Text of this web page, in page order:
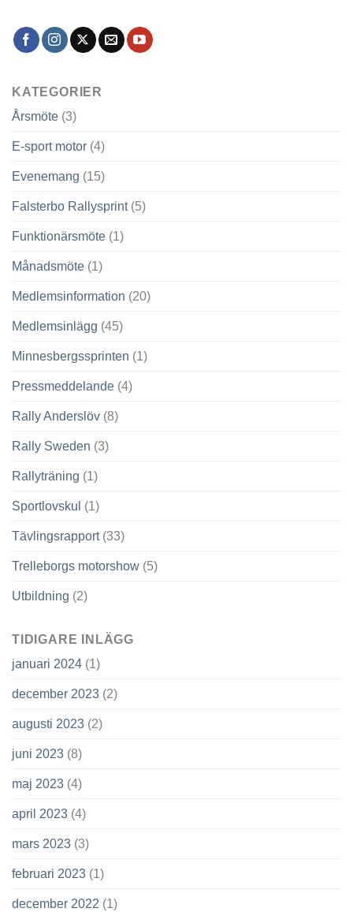
KATEGORIER
Årsmöte (3)
E-sport motor (4)
Evenemang (15)
Falsterbo Rallysprint(5)
Funktionärsmöte (1)
Månadsmöte (1)
Medlemsinformation (20)
Medlemsinlägg (45)
Minnesbergssprinten (1)
Pressmeddelande (4)
Rally Anderslöv (8)
Rally Sweden (3)
Rallyträning (1)
Sportlovskul (1)
Tävlingsrapport(33)
Trelleborgs motorshow (5)
Utbildning (2)
TIDIGARE INLÄGG
januari 2024 (1)
december 2023 (2)
augusti 2023 (2)
juni 2023 (8)
maj 2023 (4)
april 2023 (4)
mars 2023 (3)
februari 2023 (1)
december 2022 (1)